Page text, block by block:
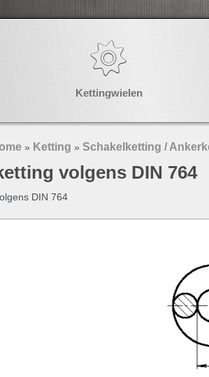
Kettingwielen
» Ketting » Schakelketting /
volgens DIN 764
DIN 764